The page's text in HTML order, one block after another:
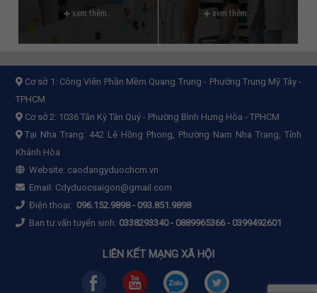
xem thêm... xem thêm...
Cơ sở 1: Công Viên Phần Mềm Quang Trung - Phường Trung Mỹ Tây -
TPHCM
Cơ sở 2: 1036 Tân Kỳ Tân Quý - Phường Bình Hưng Hòa - TPHCM
Tại Nha Trang: 442 Lê Hồng Phong, Phường Nam Nha Trang, Tỉnh
Khánh Hòa
Website: caodangyduochcm.vn
Email: Cdyduocsaigon@gmail.com
Điện thoại: 096.152.9898- 093.851.9898
Ban tư vấn tuyển sinh: 0338293340 - 0889965366 - 0399492601
LIÊN KẾT MẠNG XÃ HỘI